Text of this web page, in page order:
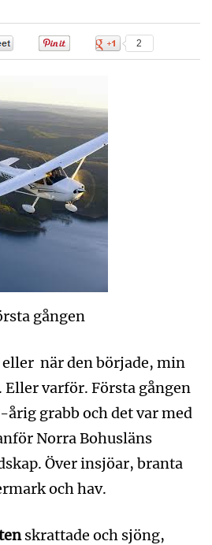
2
gången
eller när den började, min
varför. Första gången
årig grabb och det var med
Norra Bohusläns
Över insjöar, branta
och hav.
skrattade och sjöng,